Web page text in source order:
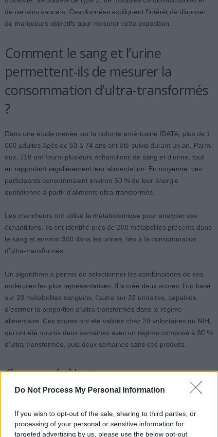
Do Not Process My Personal Information
If you wish to opt-out of the sale, sharing to third parties, or
processing of your personal or sensitive information for
targeted advertising by us, please use the below opt-out
de certains cancers. Ces données expliquent l’intérêt de disposer
de marqueurs objectifs pour mesurer cette exposition.
Comment le sang et l’urine
permettent-ils de mesurer la
consommation d’ultra-transformés
?
Dans une étude menée sur la cohorte américaine IDATA, plus de 1
000 adultes âgés de 50 à 74 ans ont été suivis durant un an. Parmi
eux, 718 ont fourni plusieurs échantillons de sang et d’urine, tout
en rapportant régulièrement leur alimentation. En moyenne, ces
participants consommaient environ 50 % de leur énergie
quotidienne à partir d’aliments ultra-transformés.
Les chercheurs ont utilisé la métabolomique pour analyser ces
échantillons. Ils ont identifié près de 200 métabolites présents dans
le sang et environ 300 dans les urines, liés à la consommation
d’ultra-transformés.
Un algorithme a permis de sélectionner les combinaisons de ces
molécules les plus représentatives. Il a créé deux scores, l’un basé
sur 28 métabolites sanguins, l’autre sur 33 urinaires, capables
d’estimer la proportion d’ultra-transformés dans le régime
alimentaire. Ces scores ont été validés chez 20 volontaires du NIH,
qui ont été nourris deux semaines avec un régime composé à 80 %
d’ultra-transformés, puis deux semaines sans ces produits.
Ce que révèlent ces nouveaux
biomarqueurs
Un score métabolique élevé indique une consommation importante
d’aliments ultra-transformés. Certains métabolites diminuent chez